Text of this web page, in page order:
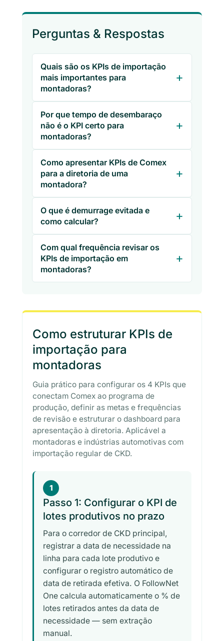
Perguntas & Respostas
Quais são os KPIs de importação
mais importantes para
montadoras?
Por que tempo de desembaraço
não é o KPI certo para
montadoras?
Como apresentar KPIs de Comex
para a diretoria de uma
montadora?
O que é demurrage evitada e
como calcular?
Com qual frequência revisar os
KPIs de importação em
montadoras?
Como estruturar KPIs de
importação para
montadoras
Guia prático para configurar os 4 KPIs que
conectam Comex ao programa de
produção, definir as metas e frequências
de revisão e estruturar o dashboard para
apresentação à diretoria. Aplicável a
montadoras e indústrias automotivas com
importação regular de CKD.
1
Passo 1: Configurar o KPI de
lotes produtivos no prazo
Para o corredor de CKD principal,
registrar a data de necessidade na
linha para cada lote produtivo e
configurar o registro automático de
data de retirada efetiva. O FollowNet
One calcula automaticamente o % de
lotes retirados antes da data de
necessidade — sem extração
manual.